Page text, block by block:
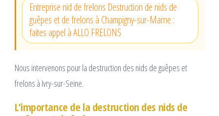
Entreprise nid de frelons Destruction de nids de
guêpes et de frelons à Champigny-sur-Marne :
faites appel à ALLO FRELONS
Nous intervenons pour la destruction des nids de guêpes et
frelons à Ivry-sur-Seine.
L’importance de la destruction des nids de